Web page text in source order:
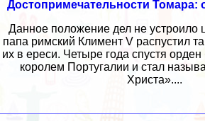
Достопримечательности Томара:
Данное положение дел не устроило
папа римский Климент V распустил
их в ереси. Четыре года спустя
королем Португалии и стал
Христа»....